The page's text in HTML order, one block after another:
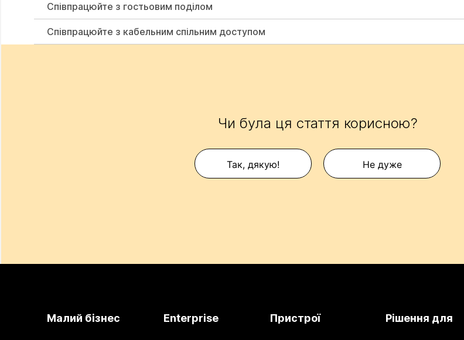
Співпрацюйте з гостьовим поділом
Співпрацюйте з кабельним спільним доступом
Чи була ця стаття корисною?
Так, дякую! Не дуже
Малий бізнес Enterprise Пристрої Рішення для